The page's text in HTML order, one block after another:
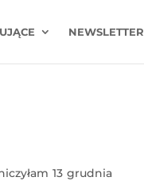
NEWSLETTER
13 grudnia